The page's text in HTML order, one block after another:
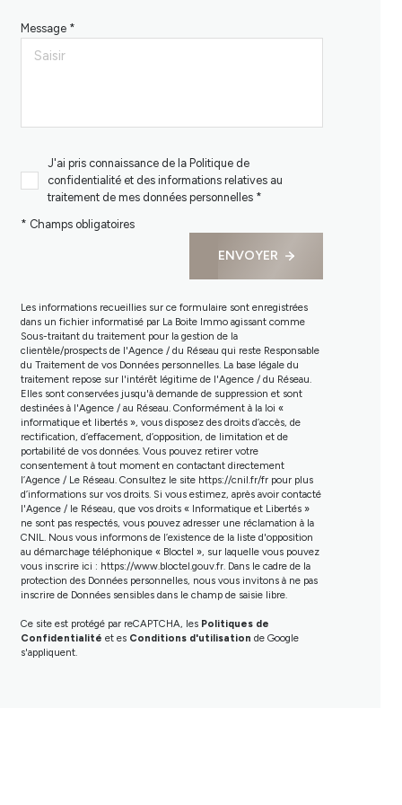
Message *
J'ai pris connaissance de la Politique de
confidentialité et des informations relatives au
traitement de mes données personnelles *
* Champs obligatoires
ENVOYER
Les informations recueillies sur ce formulaire sont enregistrées
dans un fichier informatisé par La Boite Immo agissant comme
Sous-traitant du traitement pour la gestion de la
clientèle/prospects de l'Agence / du Réseau qui reste Responsable
du Traitement de vos Données personnelles. La base légale du
traitement repose sur l'intérêt légitime de l'Agence / du Réseau.
Elles sont conservées jusqu'à demande de suppression et sont
destinées à l'Agence / au Réseau. Conformément à la loi «
informatique et libertés », vous disposez des droits d’accès, de
rectification, d’effacement, d’opposition, de limitation et de
portabilité de vos données. Vous pouvez retirer votre
consentement à tout moment en contactant directement
l’Agence / Le Réseau. Consultez le site https://cnil.fr/frpour plus
d’informations sur vos droits. Si vous estimez, après avoir contacté
l'Agence / le Réseau, que vos droits « Informatique et Libertés »
ne sont pas respectés, vous pouvez adresser une réclamation à la
CNIL. Nous vous informons de l’existence de la liste d'opposition
au démarchage téléphonique « Bloctel », sur laquelle vous pouvez
vous inscrire ici : https://www.bloctel.gouv.fr. Dans le cadre de la
protection des Données personnelles, nous vous invitons à ne pas
inscrire de Données sensibles dans le champ de saisie libre.
Ce site est protégé par reCAPTCHA, les Politiques de
Confidentialité et es Conditions d'utilisation de Google
s'appliquent.